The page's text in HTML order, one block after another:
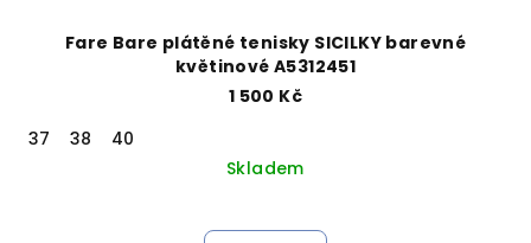
Fare Bare plátěné tenisky SICILKY barevné
květinové A5312451
1 500 Kč
37
38
40
Skladem